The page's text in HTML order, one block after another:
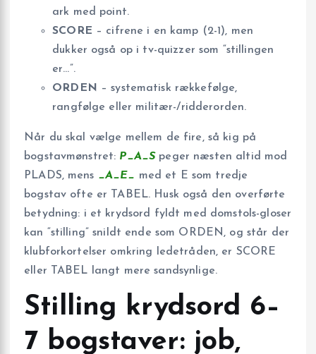
ark med point.
SCORE – cifrene i en kamp (2-1), men
dukker også op i tv-quizzer som “stillingen
er…”.
ORDEN – systematisk rækkefølge,
rangfølge eller militær-/ridderorden.
Når du skal vælge mellem de fire, så kig på
bogstavmønstret: P_A_Speger næsten altid mod
PLADS, mens _A_E_ med et E som tredje
bogstav ofte er TABEL. Husk også den overførte
betydning: i et krydsord fyldt med domstols-gloser
kan “stilling” snildt ende som ORDEN, og står der
klubforkortelser omkring ledetråden, er SCORE
eller TABEL langt mere sandsynlige.
Stilling krydsord 6–
7 bogstaver: job,